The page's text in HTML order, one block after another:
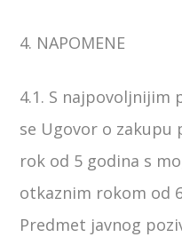
4. NAPOMENE
4.1. S najpovoljnijim
se Ugovor o
rok od 5 godina s
otkaznim rokom od
Predmet javnog